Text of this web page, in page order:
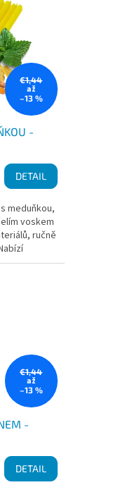
€1,44
až
–13 %
-
DETAIL
meduňkou,
voskem
ručně
€1,44
až
–13 %
-
DETAIL